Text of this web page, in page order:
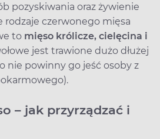
pozyskiwania oraz żywienie
rodzaje czerwonego mięsa
to mięso królicze, cielęcina i
jest trawione dużo dłużej
nie powinny go jeść osoby z
– jak przyrządzać i